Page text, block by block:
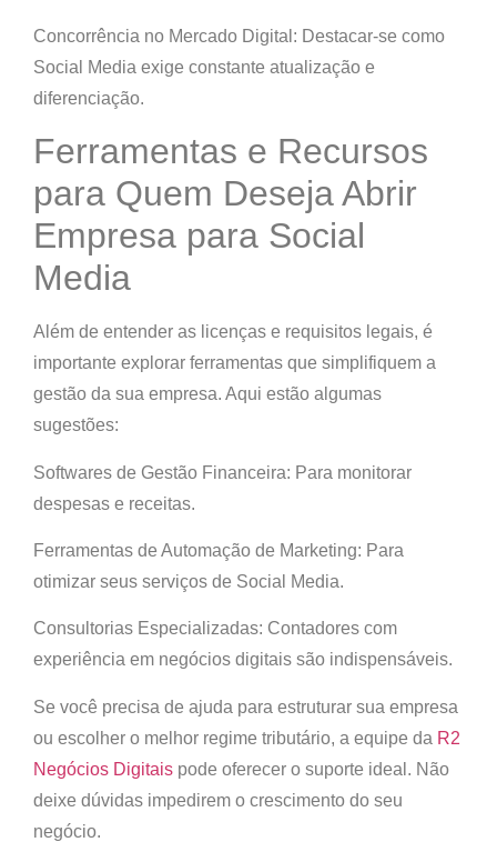
Concorrência no Mercado Digital: Destacar-se como
Social Media exige constante atualização e
diferenciação.
Ferramentas e Recursos
para Quem Deseja Abrir
Empresa para Social
Media
Além de entender as licenças e requisitos legais, é
importante explorar ferramentas que simplifiquem a
gestão da sua empresa. Aqui estão algumas
sugestões:
Softwares de Gestão Financeira: Para monitorar
despesas e receitas.
Ferramentas de Automação de Marketing: Para
otimizar seus serviços de Social Media.
Consultorias Especializadas: Contadores com
experiência em negócios digitais são indispensáveis.
Se você precisa de ajuda para estruturar sua empresa
ou escolher o melhor regime tributário, a equipe da R2
Negócios Digitais pode oferecer o suporte ideal. Não
deixe dúvidas impedirem o crescimento do seu
negócio.